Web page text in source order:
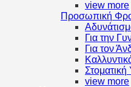
view more
Προσωπική
Για την
Για τον
Στοματική
view more